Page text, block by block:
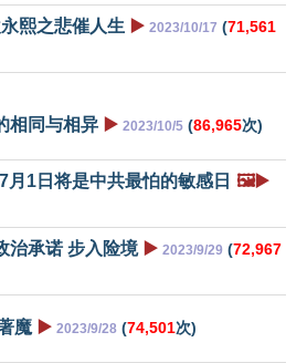
熙之悲催人生 ▶️ 2023/10/17 (71,561
相同与相异 ▶️ 2023/10/5 (86,965次)
月1日将是中共最怕的敏感日 🖼️▶️
治承诺 步入险境 ▶️ 2023/9/29 (72,967
魔 ▶️ 2023/9/28 (74,501次)